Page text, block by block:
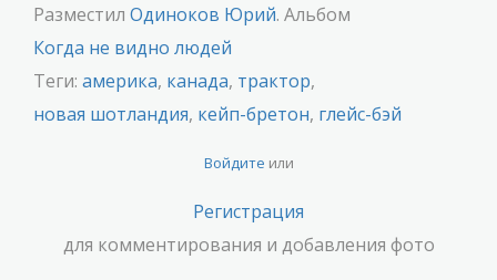
Разместил Одиноков Юрий. Альбом
Когда не видно людей
Теги: америка, канада, трактор,
новая шотландия, кейп-бретон, глейс-бэй
Войдите или
Регистрация
для комментирования и добавления фото